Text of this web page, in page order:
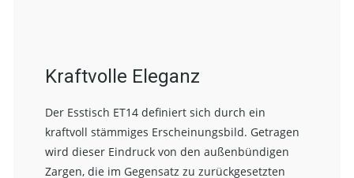
Kraftvolle Eleganz
Der Esstisch ET14 definiert sich durch ein
kraftvoll stämmiges Erscheinungsbild. Getragen
wird dieser Eindruck von den außenbündigen
Zargen, die im Gegensatz zu zurückgesetzten